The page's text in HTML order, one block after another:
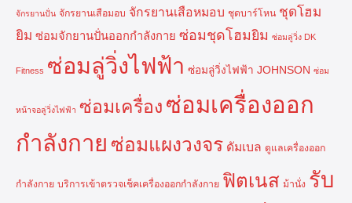
จักรยานปั่น จักรยานเสือมอบ จักรยานเสือหมอบ ชุดบาร์โหน ชุดโฮม
ยิม ซ่อมจักยานปั่นออกกำลังกาย ซ่อมชุดโฮมยิม ซ่อมลู่วิ่ง DK
Fitness ซ่อมลู่วิ่งไฟฟ้า ซ่อมลู่วิ่งไฟฟ้า JOHNSON ซ่อม
หน้าจอลู่วิ่งไฟฟ้า ซ่อมเครื่อง ซ่อมเครื่องออก
กำลังกาย ซ่อมแผงวงจร ดัมเบล ดูแลเครื่องออก
กำลังกาย บริการเข้าตรวจเช็คเครื่องออกกำลังกาย ฟิตเนส ม้านั่ง รับ